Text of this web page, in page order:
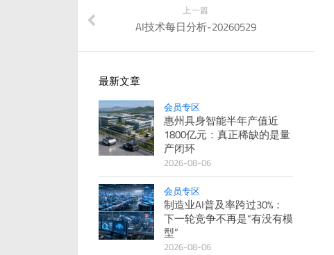
上一篇
AI技术每日分析-20260529
最新文章
会员专区
惠州具身智能半年产值近
1800亿元：真正稀缺的是量
产闭环
2026-08-06
会员专区
制造业AI普及率跨过30%：
下一轮竞争不再是“有没有模
型”
2026-08-06